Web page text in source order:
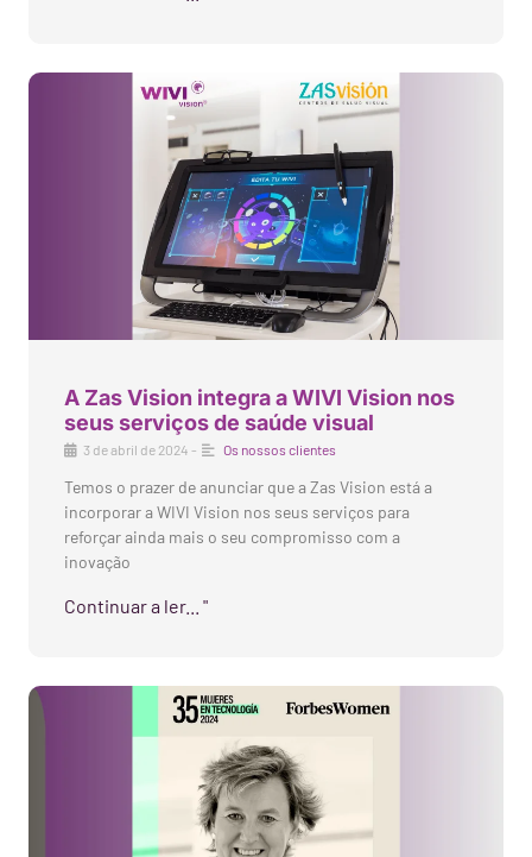
A Zas Vision integra a WIVI Vision nos
seus serviços de saúde visual
3 de abril de 2024 - Os nossos clientes
Temos o prazer de anunciar que a Zas Vision está a
incorporar a WIVI Vision nos seus serviços para
reforçar ainda mais o seu compromisso com a
inovação
Continuar a ler... "